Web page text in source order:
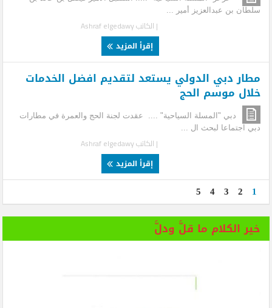
سلطان بن عبدالعزيز أمير ...
| الكاتبAshraf elgedawy
إقرأ المزيد
مطار دبي الدولي يستعد لتقديم افضل الخدمات
خلال موسم الحج
دبي "المسلة السياحية" .... عقدت لجنة الحج والعمرة في مطارات
دبي اجتماعا لبحث ال ...
| الكاتبAshraf elgedawy
إقرأ المزيد
1
2
3
4
5
خير الكلام ما قلَّ ودلَّ